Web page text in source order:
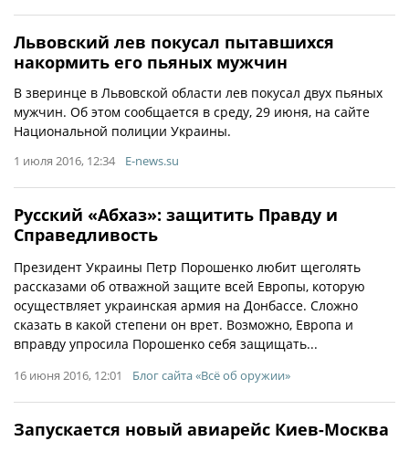
Львовский лев покусал пытавшихся
накормить его пьяных мужчин
В зверинце в Львовской области лев покусал двух пьяных
мужчин. Об этом сообщается в среду, 29 июня, на сайте
Национальной полиции Украины.
1 июля 2016, 12:34 E-news.su
Русский «Абхаз»: защитить Правду и
Справедливость
Президент Украины Петр Порошенко любит щеголять
рассказами об отважной защите всей Европы, которую
осуществляет украинская армия на Донбассе. Сложно
сказать в какой степени он врет. Возможно, Европа и
вправду упросила Порошенко себя защищать...
16 июня 2016, 12:01 Блог сайта «Всё об оружии»
Запускается новый авиарейс Киев-Москва